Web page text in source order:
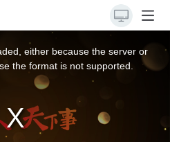
either because the server or
the format is not supported.